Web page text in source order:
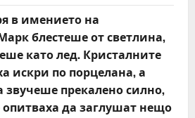
в имението на
блестеше от светлина,
като лед. Кристалните
искри по порцелана, а
звучеше прекалено силно,
да заглушат нещо